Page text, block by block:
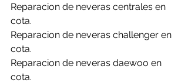
Reparacion de neveras centrales en
cota.
Reparacion de neveras challenger en
cota.
Reparacion de neveras daewoo en
cota.